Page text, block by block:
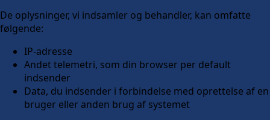
De oplysninger, vi indsamler og behandler, kan omfatte
følgende:
IP-adresse
Andet telemetri, som din browser per default
indsender
Data, du indsender i forbindelse med oprettelse af en
bruger eller anden brug af systemet